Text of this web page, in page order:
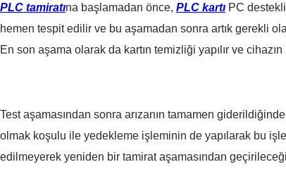
PLC tamiratına başlamadan önce, PLC kartı PC
hemen tespit edilir ve bu aşamadan sonra artık gerekli
En son aşama olarak da kartın temizliği yapılır ve
Test aşamasından sonra arızanın tamamen
olmak koşulu ile yedekleme işleminin de yapılarak bu
edilmeyerek yeniden bir tamirat aşamasından